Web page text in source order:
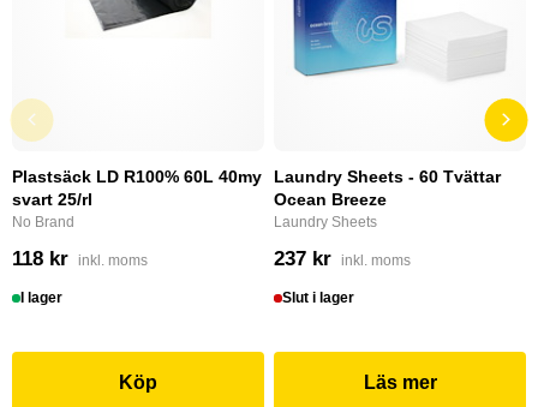
Plastsäck LD R100% 60L 40my
svart 25/rl
No Brand
118 kr inkl. moms
I lager
Köp
Laundry Sheets - 60 Tvättar
Ocean Breeze
Laundry Sheets
237 kr inkl. moms
Slut i lager
Läs mer